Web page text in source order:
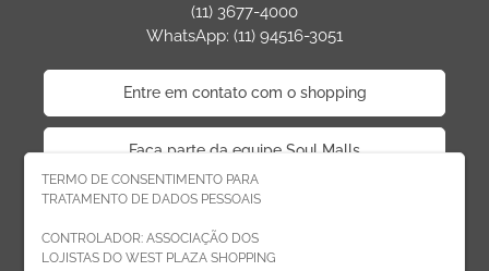
TERMO DE CONSENTIMENTO PARA
TRATAMENTO DE DADOS PESSOAIS
CONTROLADOR: ASSOCIAÇÃO DOS
LOJISTAS DO WEST PLAZA SHOPPING
(11) 3677-4000
WhatsApp: (11) 94516-3051
Entre em contato com o shopping
Faça parte da equipe Soul Malls
Faça parte da equipe West Plaza
Politica de privacidade